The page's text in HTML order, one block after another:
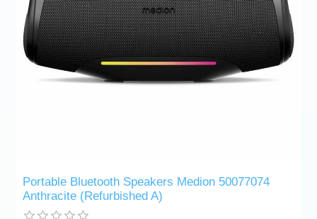
Portable Bluetooth Speakers Medion 50077074
Anthracite (Refurbished A)